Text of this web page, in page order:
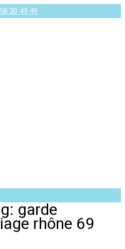
30 49 49
garde
rhône 69